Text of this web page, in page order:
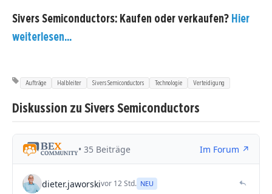
Sivers Semiconductors: Kaufen oder verkaufen? Hier
weiterlesen...
Aufträge Halbleiter Sivers Semiconductors Technologie Verteidigung
Diskussion zu Sivers Semiconductors